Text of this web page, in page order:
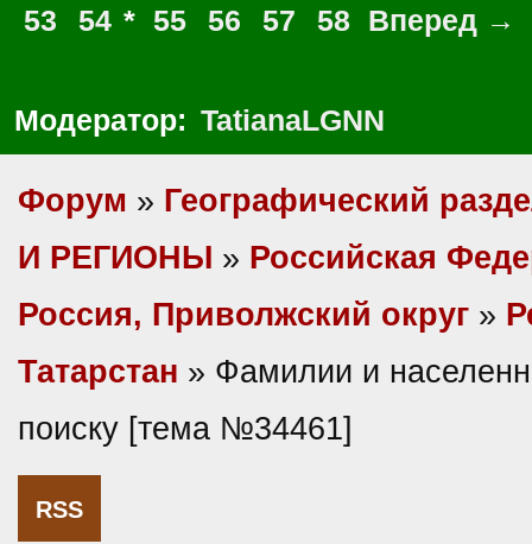
53
54 * 55 56 57 58 Вперед →
Модератор: TatianaLGNN
Форум » Географический
И РЕГИОНЫ » Российская
Россия, Приволжский округ »
Татарстан » Фамилии и
поиску [тема №34461]
RSS